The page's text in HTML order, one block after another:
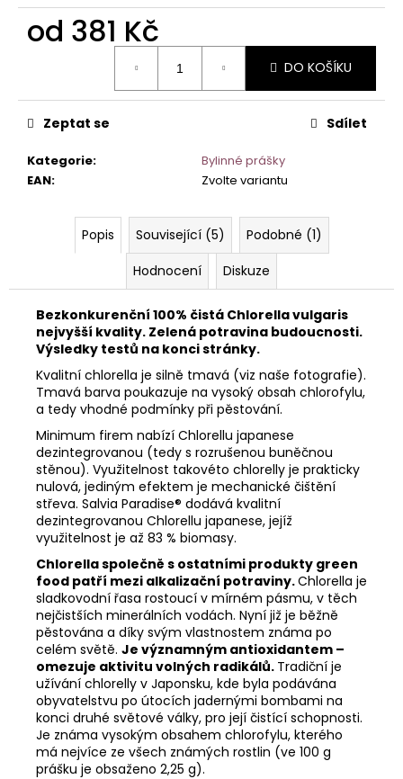
od 381 Kč
DO KOŠÍKU
Kategorie:
Bylinné prášky
EAN: Zvolte variantu
Zeptat se Sdílet
Popis Související (5)
Podobné (1)
Hodnocení
Diskuze
Bezkonkurenční 100% čistá Chlorella vulgaris
nejvyšší kvality. Zelená potravina budoucnosti.
Výsledky testů na konci stránky.
Kvalitní chlorella je silně tmavá (viz naše fotografie).
Tmavá barva poukazuje na vysoký obsah chlorofylu,
a tedy vhodné podmínky při pěstování.
Minimum firem nabízí Chlorellu japanese
dezintegrovanou (tedy s rozrušenou buněčnou
stěnou). Využitelnost takovéto chlorelly je prakticky
nulová, jediným efektem je mechanické čištění
střeva. Salvia Paradise® dodává kvalitní
dezintegrovanou Chlorellu japanese, jejíž
využitelnost je až 83 % biomasy.
Chlorella společně s ostatními produkty green
food patří mezi alkalizační potraviny.Chlorella je
sladkovodní řasa rostoucí v mírném pásmu, v těch
nejčistších minerálních vodách. Nyní již je běžně
pěstována a díky svým vlastnostem známa po
celém světě. Je významným antioxidantem –
omezuje aktivitu volných radikálů. Tradiční je
užívání chlorelly v Japonsku, kde byla podávána
obyvatelstvu po útocích jadernými bombami na
konci druhé světové války, pro její čistící schopnosti.
Je známa vysokým obsahem chlorofylu, kterého
má nejvíce ze všech známých rostlin (ve 100 g
prášku je obsaženo 2,25 g).
u
e